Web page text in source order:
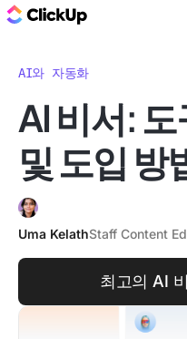
AI와 자동화
AI 비서:
및 도입 방
Uma KelathStaff Content
최고의 AI